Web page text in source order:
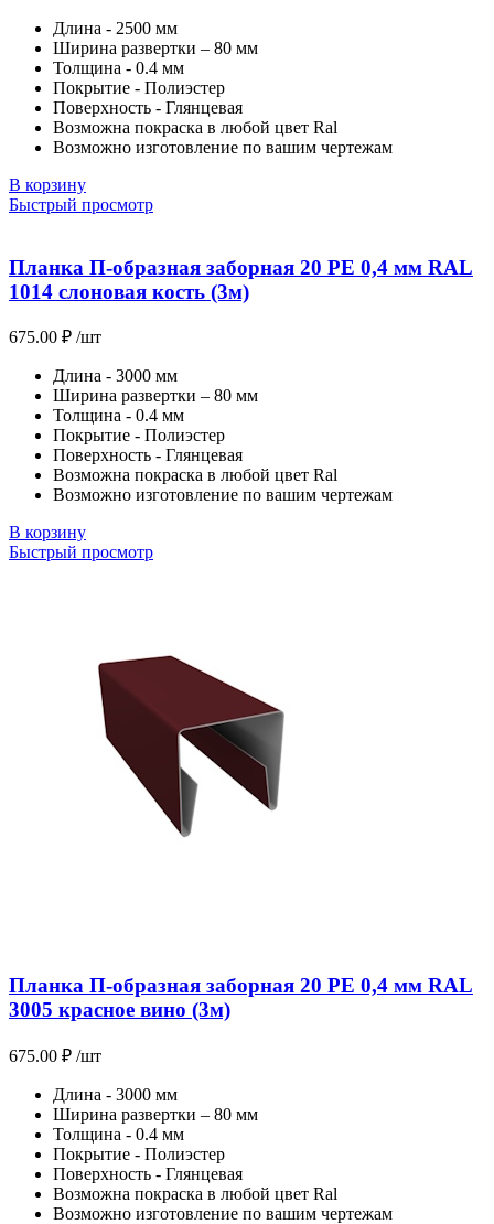
Длина - 2500 мм
Ширина развертки – 80 мм
Толщина - 0.4 мм
Покрытие - Полиэстер
Поверхность - Глянцевая
Возможна покраска в любой цвет Ral
Возможно изготовление по вашим чертежам
В корзину
Быстрый просмотр
Планка П-образная заборная 20 PE 0,4 мм RAL
1014 слоновая кость (3м)
675.00 ₽ /шт
Длина - 3000 мм
Ширина развертки – 80 мм
Толщина - 0.4 мм
Покрытие - Полиэстер
Поверхность - Глянцевая
Возможна покраска в любой цвет Ral
Возможно изготовление по вашим чертежам
В корзину
Быстрый просмотр
Планка П-образная заборная 20 PE 0,4 мм RAL
3005 красное вино (3м)
675.00 ₽ /шт
Длина - 3000 мм
Ширина развертки – 80 мм
Толщина - 0.4 мм
Покрытие - Полиэстер
Поверхность - Глянцевая
Возможна покраска в любой цвет Ral
Возможно изготовление по вашим чертежам